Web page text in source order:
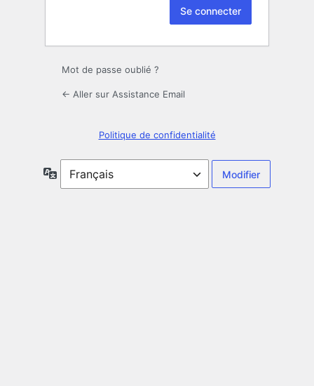
Mot de passe oublié ?
← Aller sur Assistance Email
Politique de confidentialité
Langue